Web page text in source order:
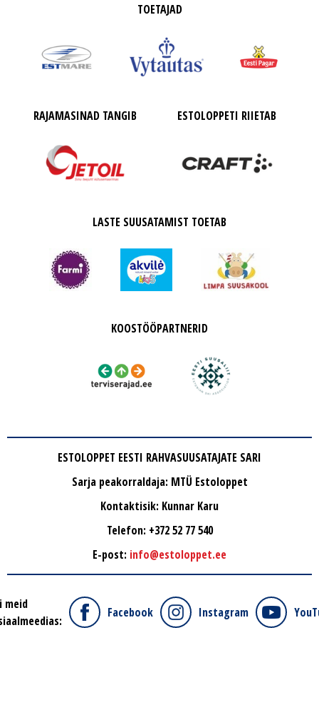
TOETAJAD
RAJAMASINAD TANGIB ESTOLOPPETI RIIETAB
LASTE SUUSATAMIST TOETAB
KOOSTÖÖPARTNERID
ESTOLOPPET EESTI RAHVASUUSATAJATE SARI
Sarja peakorraldaja: MTÜ Estoloppet
Kontaktisik: Kunnar Karu
Telefon: +372 52 77 540
E-post: info@estoloppet.ee
meid
Facebook Instagram